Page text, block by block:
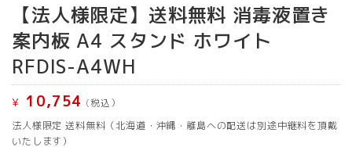
【法人様限定】送料無料 消毒液置き
案内板 A4 スタンド ホワイト
RFDIS-A4WH
¥ 10,754 (税込）
法人様限定 送料無料（北海道・沖縄・離島への配送は別途中継料を頂戴
いたします）